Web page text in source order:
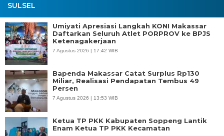
SULSEL
Umiyati Apresiasi Langkah KONI Makassar
Daftarkan Seluruh Atlet PORPROV ke BPJS
Ketenagakerjaan
7 Agustus 2026 | 17:42 WIB
Bapenda Makassar Catat Surplus Rp130
Miliar, Realisasi Pendapatan Tembus 49
Persen
7 Agustus 2026 | 13:53 WIB
Ketua TP PKK Kabupaten Soppeng Lantik
Enam Ketua TP PKK Kecamatan